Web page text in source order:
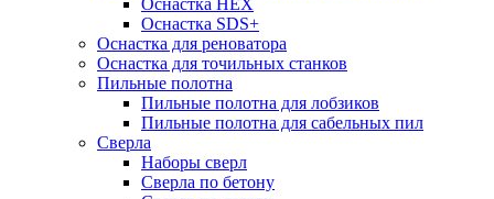
Оснастка SDS+
Оснастка для реноватора
Оснастка для точильных станков
Пильные полотна
Пильные полотна для лобзиков
Пильные полотна для сабельных пил
Сверла
Наборы сверл
Сверла по бетону